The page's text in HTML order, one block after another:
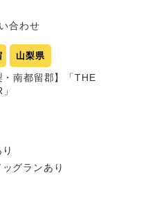
合わせ
山梨県
・南都留郡】「THE
グランあり